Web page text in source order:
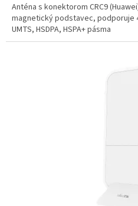
Anténa s konektorom CRC9
magnetický podstavec, podporuje
UMTS, HSDPA, HSPA+ pásma